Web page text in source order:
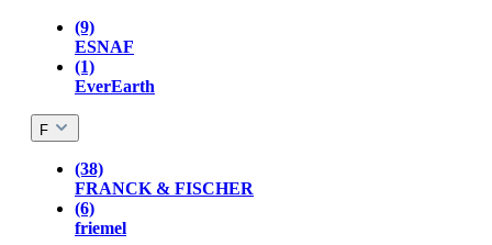
(9)
ESNAF
(1)
EverEarth
F
(38)
FRANCK & FISCHER
(6)
friemel